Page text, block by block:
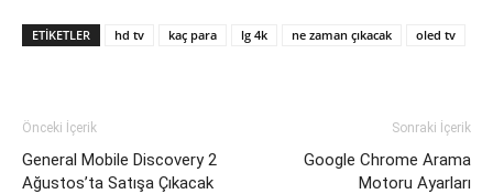
ETIKETLER hd tv kaç para lg 4k ne zaman çıkacak oled tv
Önceki İçerik
General Mobile Discovery 2
Ağustos’ta Satışa Çıkacak
Sonraki İçerik
Google Chrome Arama
Motoru Ayarları